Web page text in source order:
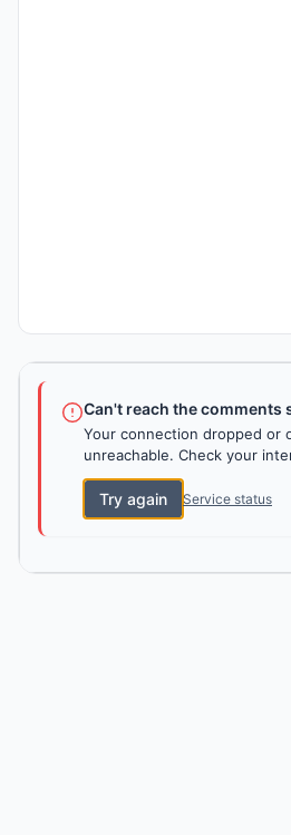
Can't reach the comments
Your connection dropped or
unreachable. Check your
Try again Service status